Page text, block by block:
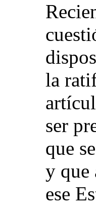
la
ser
que
y que
ese